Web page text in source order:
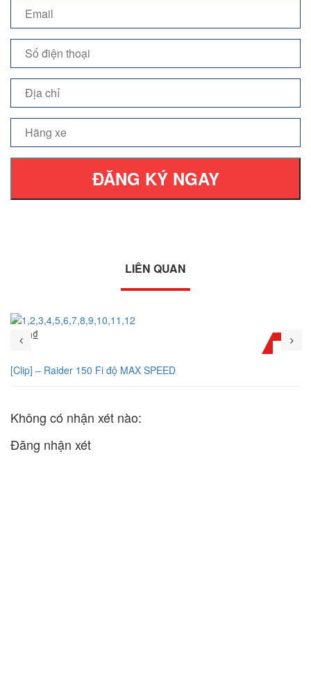
ĐĂNG KÝ NGAY
LIÊN QUAN
Mình₫
[Clip] – Raider 150 Fi độ MAX SPEED
Không có nhận xét nào:
Đăng nhận xét